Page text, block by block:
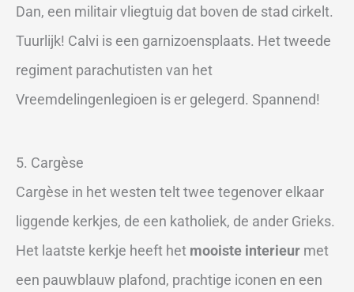
Dan, een militair vliegtuig dat boven de stad cirkelt.
Tuurlijk! Calvi is een garnizoensplaats. Het tweede
regiment parachutisten van het
Vreemdelingenlegioen is er gelegerd. Spannend!
5. Cargèse
Cargèse in het westen telt twee tegenover elkaar
liggende kerkjes, de een katholiek, de ander Grieks.
Het laatste kerkje heeft het mooiste interieur met
een pauwblauw plafond, prachtige iconen en een